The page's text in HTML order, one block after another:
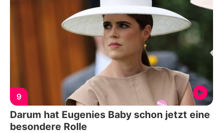
9
Darum hat Eugenies Baby schon jetzt eine
besondere Rolle